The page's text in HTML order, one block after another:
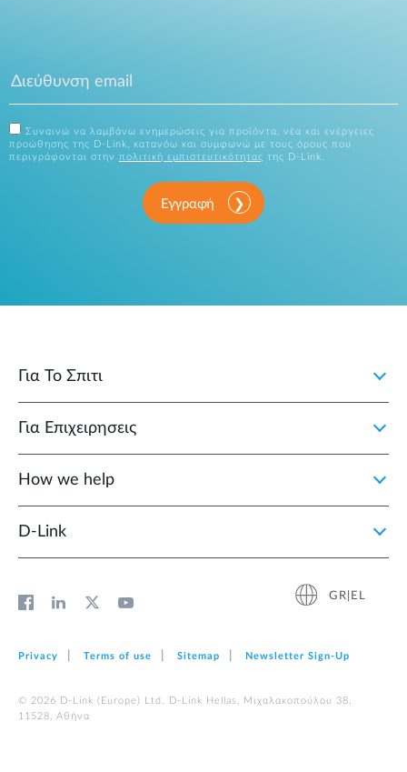
Συναινώ να λαμβάνω ενημερώσεις για προϊόντα, νέα και ενέργειες
προώθησης της D-Link, κατανόω και συμφωνώ με τους όρους που
περιγράφονται στην πολιτική εμπιστευτικότητας της D-Link.
Εγγραφή
Για Το Σπιτι
Για Επιχειρησεις
How we help
D‑Link
GR|EL
Privacy Terms of use Sitemap Newsletter Sign‑Up
© 2026 D‑Link (Europe) Ltd. D-Link Hellas, Μιχαλακοπούλου 38,
11528, Αθήνα